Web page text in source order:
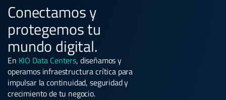
Conectamos y
protegemos tu
mundo digital.
En KIO Data Centers, diseñamos y
operamos infraestructura crítica para
impulsar la continuidad, seguridad y
crecimiento de tu negocio.